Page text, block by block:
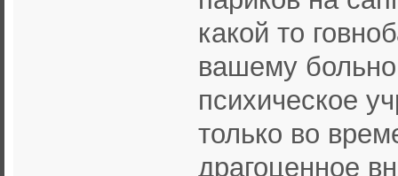
какой то
вашему
психическое
только во
драгоценное